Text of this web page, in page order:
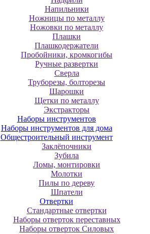
Напильники
Ножницы по металлу
Ножовки по металлу
Плашки
Плашкодержатели
Пробойники, кромкогибы
Ручные развертки
Сверла
Труборезы, болторезы
Шарошки
Щетки по металлу
Экcтpaктopы
Наборы инструментов
Наборы инструментов для дома
Общестроительный инструмент
Заклёпочники
Зубила
Ломы, монтировки
Молотки
Пилы по дереву
Шпатели
Отвертки
Cтандартные отвертки
Наборы отверток переставных
Наборы отверток Силовых